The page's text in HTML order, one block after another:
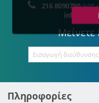
216 8090790 9:00
info@e-
Πληροφορίες